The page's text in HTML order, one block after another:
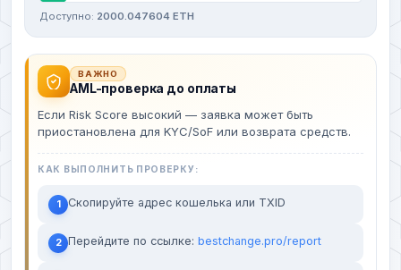
Доступно: 2000.047604 ETH
ВАЖНО
AML-проверка до оплаты
Если Risk Score высокий — заявка может быть
приостановлена для KYC/SoF или возврата средств.
КАК ВЫПОЛНИТЬ ПРОВЕРКУ:
1 Скопируйте адрес кошелька или TXID
2 Перейдите по ссылке: bestchange.pro/report